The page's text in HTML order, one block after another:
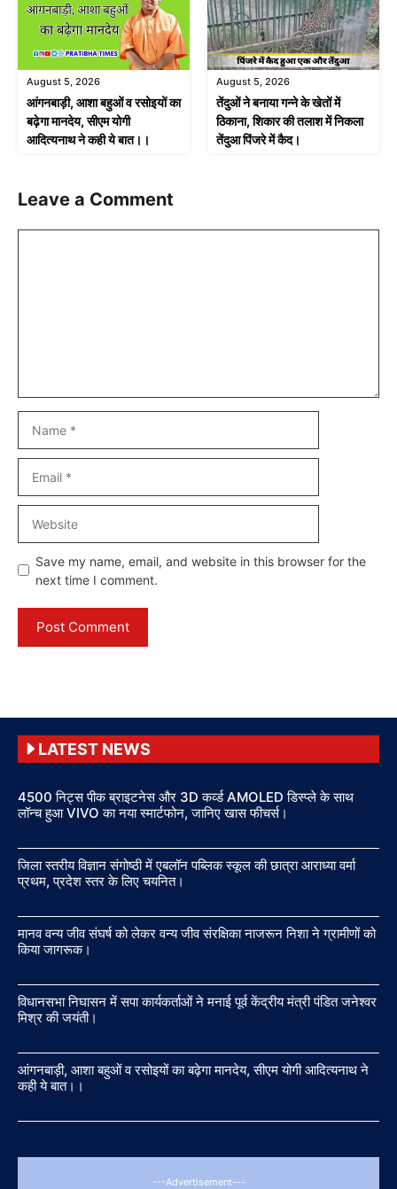
August 5, 2026
आंगनबाड़ी, आशा बहुओं व रसोइयों का
बढ़ेगा मानदेय, सीएम योगी
आदित्यनाथ ने कही ये बात।।
August 5, 2026
तेंदुओं ने बनाया गन्ने के खेतों में
ठिकाना, शिकार की तलाश में निकला
तेंदुआ पिंजरे में कैद।
Leave a Comment
Save my name, email, and website in this browser for the
next time I comment.
LATEST NEWS
4500 निट्स पीक ब्राइटनेस और 3D कर्व्ड AMOLED डिस्प्ले के साथ
लॉन्च हुआ VIVO का नया स्मार्टफोन, जानिए खास फीचर्स।
जिला स्तरीय विज्ञान संगोष्ठी में एबलॉन पब्लिक स्कूल की छात्रा आराध्या वर्मा
प्रथम, प्रदेश स्तर के लिए चयनित।
मानव वन्य जीव संघर्ष को लेकर वन्य जीव संरक्षिका नाजरून निशा ने ग्रामीणों को
किया जागरूक।
विधानसभा निघासन में सपा कार्यकर्ताओं ने मनाई पूर्व केंद्रीय मंत्री पंडित जनेश्वर
मिश्र की जयंती।
आंगनबाड़ी, आशा बहुओं व रसोइयों का बढ़ेगा मानदेय, सीएम योगी आदित्यनाथ ने
कही ये बात।।
---Advertisement---